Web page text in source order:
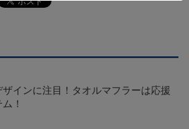
ザインに注目！タオルマフラーは応援
！